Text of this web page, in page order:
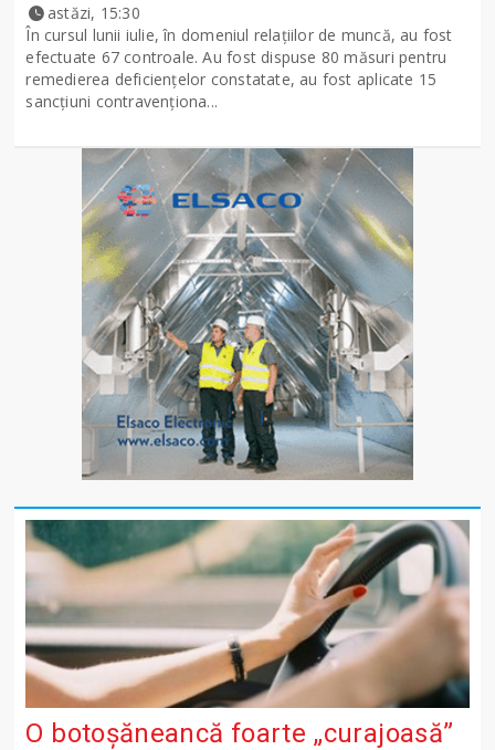
astăzi, 15:30
În cursul lunii iulie, în domeniul relațiilor de muncă, au fost
efectuate 67 controale. Au fost dispuse 80 măsuri pentru
remedierea deficiențelor constatate, au fost aplicate 15
sancţiuni contravenționa...
O botoșăneancă foarte „curajoasă”